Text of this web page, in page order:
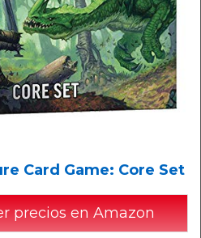
Card Game: Core Set
precios en Amazon